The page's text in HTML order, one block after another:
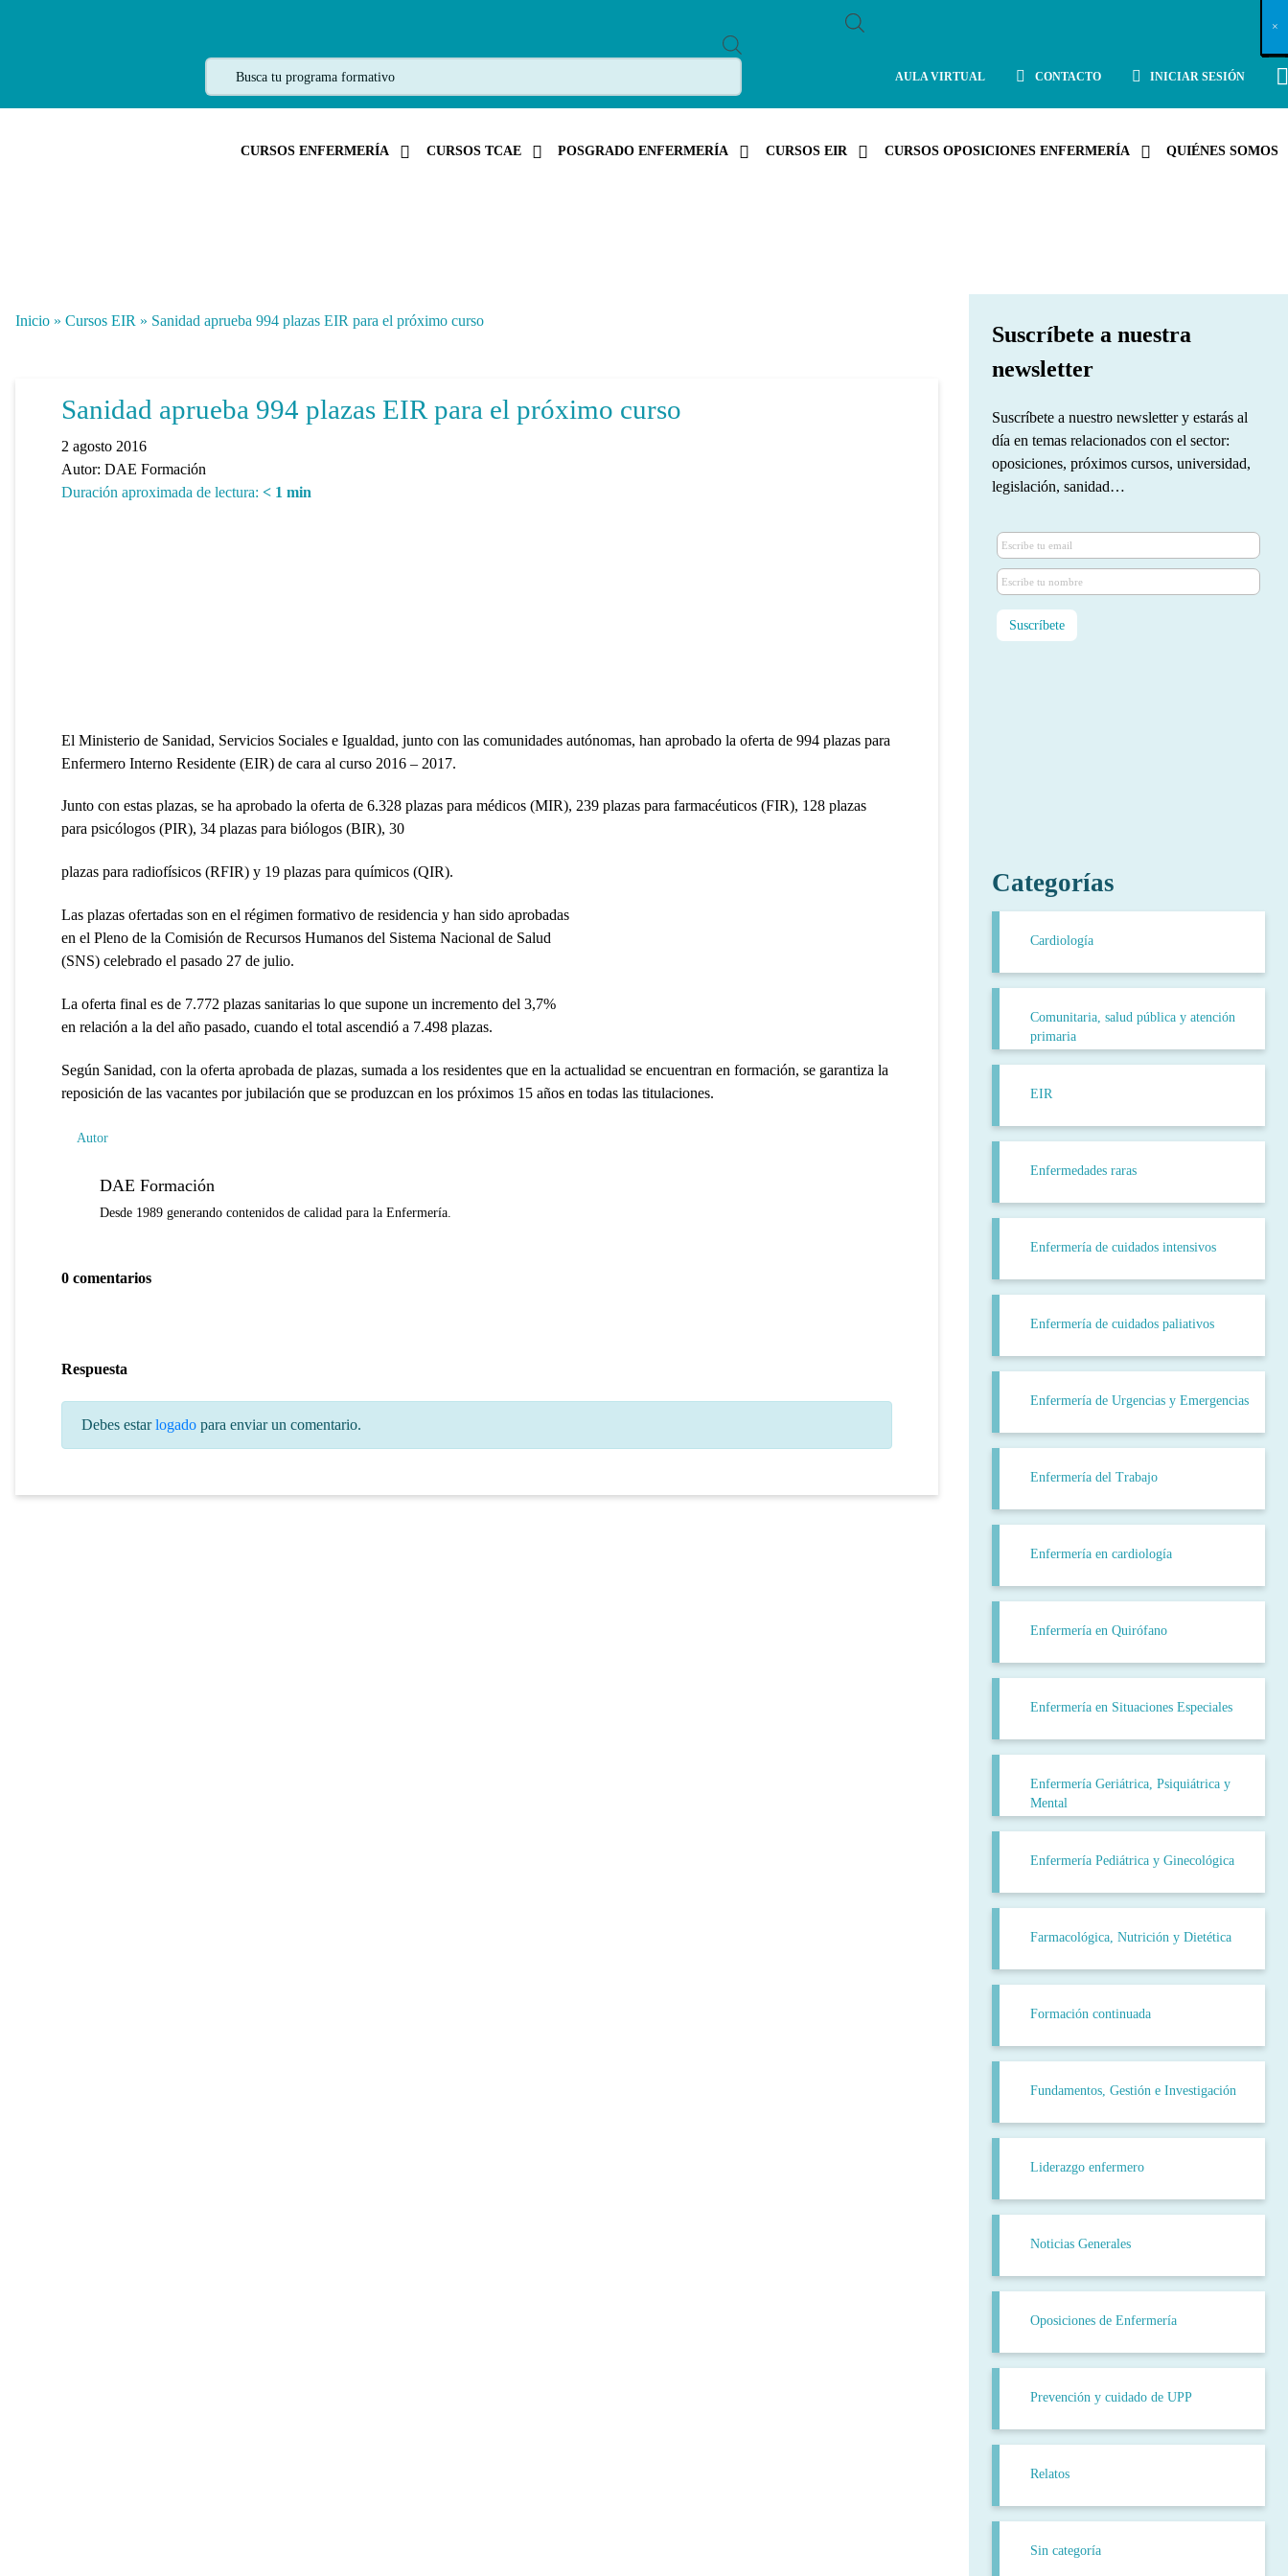
R
D
S
AULA VIRTUAL CONTACTO INICIAR SESIÓN
CURSOS ENFERMERÍA CURSOS TCAE POSGRADO ENFERMERÍA CURSOS EIR CURSOS OPOSICIONES ENFERMERÍA QUIÉNES SOMOS
Inicio » Cursos EIR » Sanidad aprueba 994 plazas EIR para el próximo curso
Sanidad aprueba 994 plazas EIR para el próximo curso
2 agosto 2016
Autor: DAE Formación
Duración aproximada de lectura: < 1 min
El Ministerio de Sanidad, Servicios Sociales e Igualdad, junto con las comunidades autónomas, han aprobado la oferta de 994 plazas para
Enfermero Interno Residente (EIR) de cara al curso 2016 – 2017.
Junto con estas plazas, se ha aprobado la oferta de 6.328 plazas para médicos (MIR), 239 plazas para farmacéuticos (FIR), 128 plazas
para psicólogos (PIR), 34 plazas para biólogos (BIR), 30
plazas para radiofísicos (RFIR) y 19 plazas para químicos (QIR).
Las plazas ofertadas son en el régimen formativo de residencia y han sido aprobadas
en el Pleno de la Comisión de Recursos Humanos del Sistema Nacional de Salud
(SNS) celebrado el pasado 27 de julio.
La oferta final es de 7.772 plazas sanitarias lo que supone un incremento del 3,7%
en relación a la del año pasado, cuando el total ascendió a 7.498 plazas.
Según Sanidad, con la oferta aprobada de plazas, sumada a los residentes que en la actualidad se encuentran en formación, se garantiza la
reposición de las vacantes por jubilación que se produzcan en los próximos 15 años en todas las titulaciones.
Autor
DAE Formación
Desde 1989 generando contenidos de calidad para la Enfermería.
0 comentarios
Respuesta
Debes estarlogado para enviar un comentario.
Suscríbete a nuestra
newsletter
Suscríbete a nuestro newsletter y estarás al
día en temas relacionados con el sector:
oposiciones, próximos cursos, universidad,
legislación, sanidad…
Categorías
Cardiología
Comunitaria, salud pública y atención
primaria
EIR
Enfermedades raras
Enfermería de cuidados intensivos
Enfermería de cuidados paliativos
Enfermería de Urgencias y Emergencias
Enfermería del Trabajo
Enfermería en cardiología
Enfermería en Quirófano
Enfermería en Situaciones Especiales
Enfermería Geriátrica, Psiquiátrica y
Mental
Enfermería Pediátrica y Ginecológica
Farmacológica, Nutrición y Dietética
Formación continuada
Fundamentos, Gestión e Investigación
Liderazgo enfermero
Noticias Generales
Oposiciones de Enfermería
Prevención y cuidado de UPP
Relatos
Sin categoría
X
×
×
×
×
×
×
×
×
×
×
×
×
×
×
×
×
×
×
×
×
×
×
×
×
×
×
×
×
×
×
×
×
×
×
×
×
×
×
×
×
×
×
×
×
×
×
×
×
×
×
×
×
×
×
×
×
×
×
×
×
×
×
×
×
×
×
×
×
×
×
×
×
×
×
×
×
×
×
×
×
×
×
×
×
×
×
×
×
×
×
×
×
×
×
×
×
×
×
×
×
×
×
×
×
×
×
×
×
×
×
×
×
×
×
×
×
×
×
×
×
×
×
×
×
×
×
×
×
×
×
×
×
×
×
×
×
×
×
×
×
×
×
×
×
×
×
×
×
×
×
×
×
×
×
×
×
×
×
×
×
×
×
×
×
×
×
×
×
×
×
×
×
×
×
×
×
×
×
×
×
×
×
×
×
×
×
×
×
×
×
×
×
×
×
×
×
×
×
×
×
×
×
×
×
×
×
×
×
×
×
×
×
×
×
×
×